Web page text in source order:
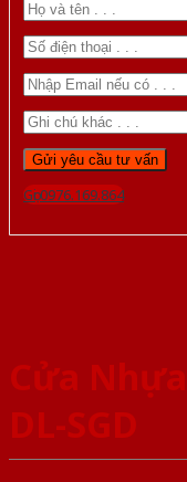
Gọi 0976.169.864
Cửa
DL-SGD